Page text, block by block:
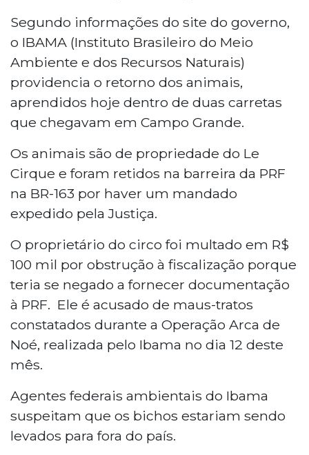
Segundo informações do site do governo,
o IBAMA (Instituto Brasileiro do Meio
Ambiente e dos Recursos Naturais)
providencia o retorno dos animais,
aprendidos hoje dentro de duas carretas
que chegavam em Campo Grande.
Os animais são de propriedade do Le
Cirque e foram retidos na barreira da PRF
na BR-163 por haver um mandado
expedido pela Justiça.
O proprietário do circo foi multado em R$
100 mil por obstrução à fiscalização porque
teria se negado a fornecer documentação
à PRF. Ele é acusado de maus-tratos
constatados durante a Operação Arca de
Noé, realizada pelo Ibama no dia 12 deste
mês.
Agentes federais ambientais do Ibama
suspeitam que os bichos estariam sendo
levados para fora do país.